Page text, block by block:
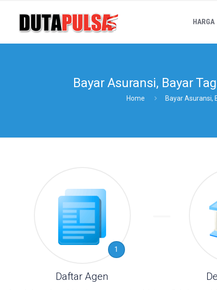
HARGA
Bayar Asuransi, Bayar
Home Bayar Asuransi,
1
Daftar Agen